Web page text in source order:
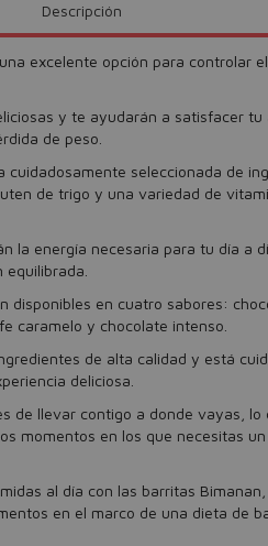
Descripción
excelente opción para controlar
y te ayudarán a satisfacer tu
de peso.
seleccionada de
de trigo y una variedad de
la energía necesaria para tu día a
disponibles en cuatro sabores:
caramelo y chocolate intenso.
de alta calidad y está
deliciosa.
de llevar contigo a donde vayas, lo
momentos en los que necesitas
al día con las barritas
en el marco de una dieta de